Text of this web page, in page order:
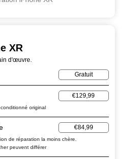
XR
d'œuvre.
Gratuit
€129,99
original
€84,99
de réparation la moins chère.
peuvent différer